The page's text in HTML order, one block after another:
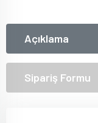
Açıklama
Sipariş Formu